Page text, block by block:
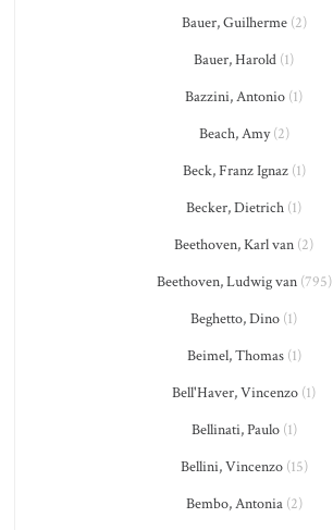
Bauer, Guilherme(2)
Bauer, Harold (1)
Bazzini, Antonio (1)
Beach, Amy(2)
Beck, Franz Ignaz(1)
Becker, Dietrich (1)
Beethoven, Karl van (2)
Beethoven, Ludwig van(795)
Beghetto, Dino (1)
Beimel, Thomas(1)
Bell'Haver, Vincenzo (1)
Bellinati, Paulo(1)
Bellini, Vincenzo(15)
Bembo, Antonia(2)